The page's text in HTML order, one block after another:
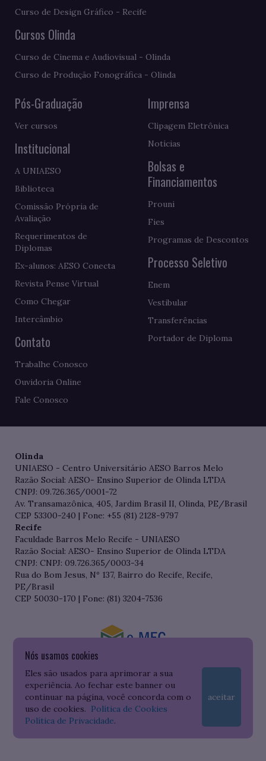
Nós usamos cookies
Eles são usados para aprimorar a sua
experiência. Ao fechar este banner ou
continuar na página, você concorda com o
uso de cookies. Política de Cookies
Política de Privacidade.
aceitar
Curso de Design Gráfico - Recife
Cursos Olinda
Curso de Cinema e Audiovisual - Olinda
Curso de Produção Fonográfica - Olinda
Pós-Graduação
Ver cursos
Institucional
A UNIAESO
Biblioteca
Comissão Própria de
Avaliação
Requerimentos de
Diplomas
Ex-alunos: AESO Conecta
Revista Pense Virtual
Como Chegar
Intercâmbio
Contato
Trabalhe Conosco
Ouvidoria Online
Fale Conosco
Imprensa
Clipagem Eletrônica
Notícias
Bolsas e
Financiamentos
Prouni
Fies
Programas de Descontos
Processo Seletivo
Enem
Vestibular
Transferências
Portador de Diploma
Olinda
UNIAESO - Centro Universitário AESO Barros Melo
Razão Social: AESO- Ensino Superior de Olinda LTDA
CNPJ: 09.726.365/0001-72
Av. Transamazônica, 405, Jardim Brasil II, Olinda, PE/Brasil
CEP 53300-240 | Fone: +55 (81) 2128-9797
Recife
Faculdade Barros Melo Recife - UNIAESO
Razão Social: AESO- Ensino Superior de Olinda LTDA
CNPJ: CNPJ: 09.726.365/0003-34
Rua do Bom Jesus, Nº 137, Bairro do Recife, Recife,
PE/Brasil
CEP 50030-170 | Fone: (81) 3204-7536
Consulte o cadastro da Instituição no Sistema do e-MEC